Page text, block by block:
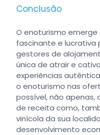
Conclusão
O enoturismo
fascinante e lucrativa
gestores de
única de atrair e
experiências
o enoturismo nas
possível, não apenas,
de receita como,
vinícola da sua
desenvolvimento